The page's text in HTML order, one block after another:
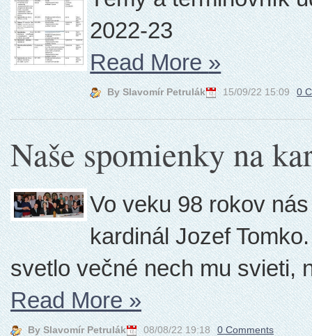
2022-23
Read More»
By Slavomír Petrulák 15/09/22 15:09 0
Naše spomienky na
Vo veku 98 rokov
kardinál Jozef
svetlo večné nech mu svieti,
Read More»
By Slavomír Petrulák 08/08/22 19:18 0 Comments